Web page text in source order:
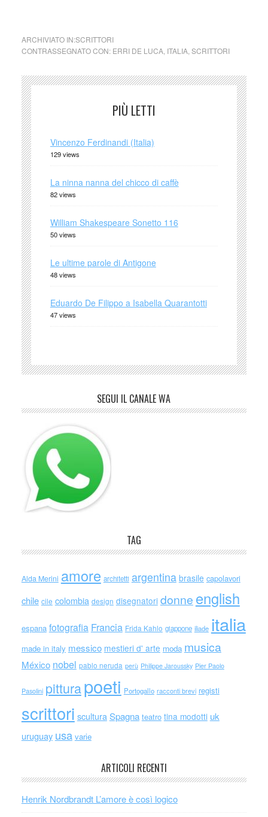
ARCHIVIATO IN:SCRITTORI
CONTRASSEGNATO CON: ERRI DE LUCA, ITALIA, SCRITTORI
PIÙ LETTI
Vincenzo Ferdinandi (Italia)
129 views
La ninna nanna del chicco di caffè
82 views
William Shakespeare Sonetto 116
50 views
Le ultime parole di Antigone
48 views
Eduardo De Filippo a Isabella Quarantotti
47 views
SEGUI IL CANALE WA
TAG
Alda Merini amore architetti argentina brasile capolavori
chile cile colombia design disegnatori donne english
espana fotografia Francia Frida Kahlo giappone iliade italia
made in italy messico mestieri d' arte moda musica
México nobel pablo neruda perù Philippe Jaroussky Pier Paolo
Pasolini pitturapoeti Portogallo racconti brevi registi
scrittori scultura Spagna teatro tina modotti uk
uruguay usa varie
ARTICOLI RECENTI
Henrik Nordbrandt L’amore è così logico